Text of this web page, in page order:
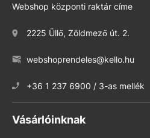
Webshop központi raktár címe
2225 Üllő, Zöldmező út. 2.
webshoprendeles@kello.hu
+36 1 237 6900 / 3-as mellék
Vásárlóinknak